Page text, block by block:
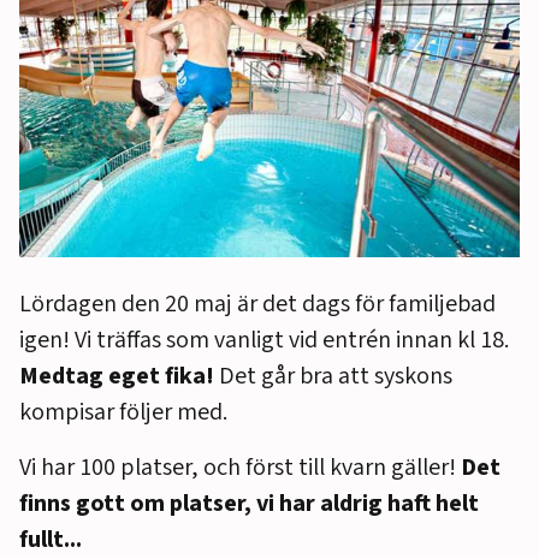
Lördagen den 20 maj är det dags för familjebad
igen! Vi träffas som vanligt vid entrén innan kl 18.
Medtag eget fika! Det går bra att syskons
kompisar följer med.
Vi har 100 platser, och först till kvarn gäller! Det
finns gott om platser, vi har aldrig haft helt
fullt...